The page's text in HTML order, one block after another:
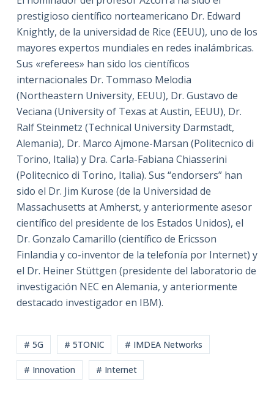
prestigioso científico norteamericano Dr. Edward
Knightly, de la universidad de Rice (EEUU), uno de los
mayores expertos mundiales en redes inalámbricas.
Sus «referees» han sido los científicos
internacionales Dr. Tommaso Melodia
(Northeastern University, EEUU), Dr. Gustavo de
Veciana (University of Texas at Austin, EEUU), Dr.
Ralf Steinmetz (Technical University Darmstadt,
Alemania), Dr. Marco Ajmone-Marsan (Politecnico di
Torino, Italia) y Dra. Carla-Fabiana Chiasserini
(Politecnico di Torino, Italia). Sus “endorsers” han
sido el Dr. Jim Kurose (de la Universidad de
Massachusetts at Amherst, y anteriormente asesor
científico del presidente de los Estados Unidos), el
Dr. Gonzalo Camarillo (científico de Ericsson
Finlandia y co-inventor de la telefonía por Internet) y
el Dr. Heiner Stüttgen (presidente del laboratorio de
investigación NEC en Alemania, y anteriormente
destacado investigador en IBM).
# 5G # 5TONIC # IMDEA Networks
# Innovation # Internet